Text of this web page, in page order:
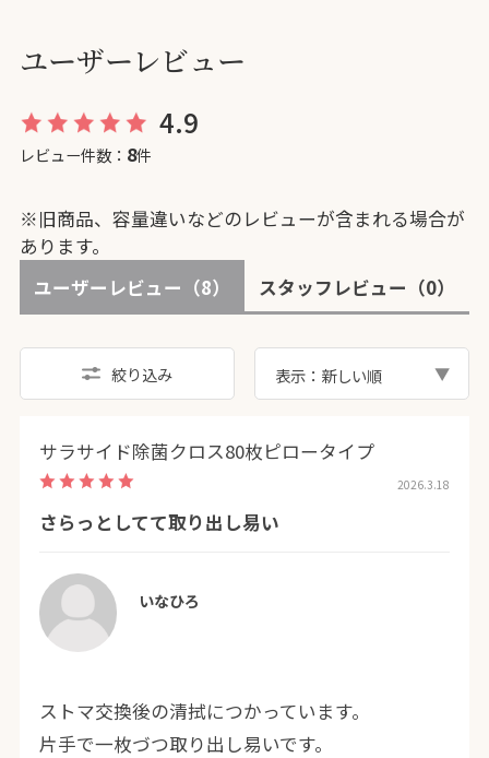
ユーザーレビュー
4.9
レビュー件数： 8件
※旧商品、容量違いなどのレビューが含まれる場合が
あります。
ユーザーレビュー （8） スタッフレビュー （0）
絞り込み 表示：新しい順
サラサイド除菌クロス80枚ピロータイプ
2026.3.18
さらっとしてて取り出し易い
いなひろ
ストマ交換後の清拭につかっています。
片手で一枚づつ取り出し易いです。